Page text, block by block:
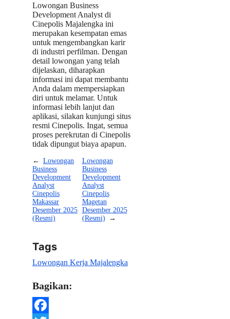
Lowongan Business
Development Analyst di
Cinepolis Majalengka ini
merupakan kesempatan emas
untuk mengembangkan karir
di industri perfilman. Dengan
detail lowongan yang telah
dijelaskan, diharapkan
informasi ini dapat membantu
Anda dalam mempersiapkan
diri untuk melamar. Untuk
informasi lebih lanjut dan
aplikasi, silakan kunjungi situs
resmi Cinepolis. Ingat, semua
proses perekrutan di Cinepolis
tidak dipungut biaya apapun.
← Lowongan
Business
Development
Analyst
Cinepolis
Makassar
Desember 2025
(Resmi)
Lowongan
Business
Development
Analyst
Cinepolis
Magetan
Desember 2025
(Resmi)
→
Tags
Lowongan Kerja Majalengka
Bagikan: